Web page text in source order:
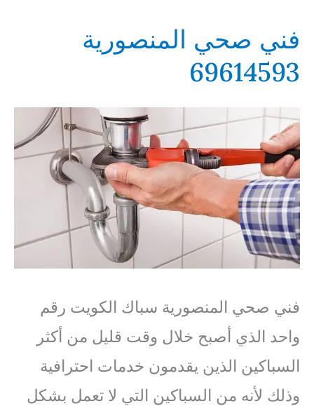
فني صحي المنصورية
69614593
فني صحي المنصورية سباك الكويت رقم
واحد الذي أصبح خلال وقت قليل من أكثر
السباكين الذين يقدمون خدمات احترافية
وذلك لأنه من السباكين التي لا تعمل بشكل